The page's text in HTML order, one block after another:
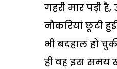
गहरी मार पड़ी
नौकरियां छूटी
भी बदहाल हो
ही वह इस समय